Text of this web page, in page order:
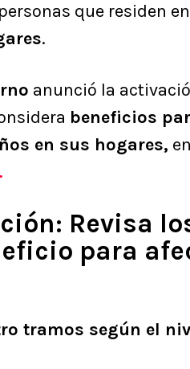
que residen
.
anunció la
beneficios
en sus hogares,
Revisa
para
tramos según el